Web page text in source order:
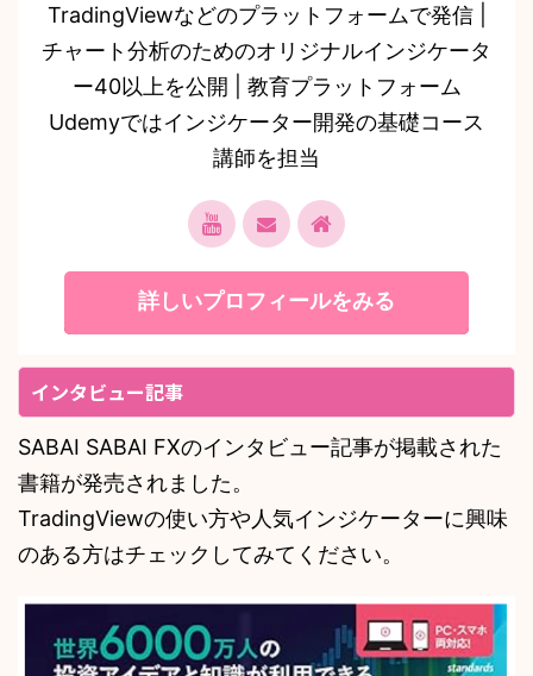
TradingViewなどのプラットフォームで発信 |
チャート分析のためのオリジナルインジケータ
ー40以上を公開 | 教育プラットフォーム
Udemyではインジケーター開発の基礎コース
講師を担当
詳しいプロフィールをみる
インタビュー記事
SABAI SABAI FXのインタビュー記事が掲載された
書籍が発売されました。
TradingViewの使い方や人気インジケーターに興味
のある方はチェックしてみてください。